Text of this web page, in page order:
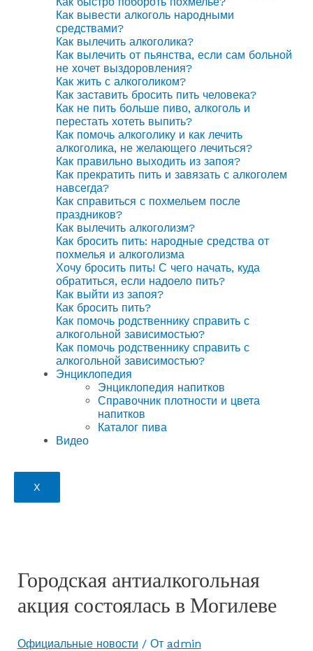
Как вывести алкоголь народными
средствами?
Как вылечить алкоголика?
Как вылечить от пьянства, если сам больной
не хочет выздоровления?
Как жить с алкоголиком?
Как заставить бросить пить человека?
Как не пить больше пиво, алкоголь и
перестать хотеть выпить?
Как помочь алкоголику и как лечить
алкоголика, не желающего лечиться?
Как правильно выходить из запоя?
Как прекратить пить и завязать с алкоголем
навсегда?
Как справиться с похмельем после
праздников?
Как вылечить алкоголизм?
Как бросить пить: народные средства от
похмелья и алкоголизма
Хочу бросить пить! С чего начать, куда
обратиться, если надоело пить?
Как выйти из запоя?
Как бросить пить?
Как помочь родственнику справить с
алкогольной зависимостью?
Как помочь родственнику справить с
алкогольной зависимостью?
Энциклопедия
Энциклопедия напитков
Справочник плотности и цвета
напитков
Каталог пива
Видео
X
Городская антиалкогольная
акция состоялась в Могилеве
Официальные новости / От admin